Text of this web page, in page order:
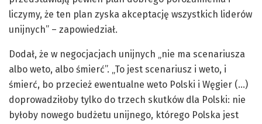
liczymy, że ten plan zyska akceptację wszystkich liderów
unijnych” – zapowiedział.
Dodał, że w negocjacjach unijnych „nie ma scenariusza
albo weto, albo śmierć”. „To jest scenariusz i weto, i
śmierć, bo przecież ewentualne weto Polski i Węgier (…)
doprowadziłoby tylko do trzech skutków dla Polski: nie
byłoby nowego budżetu unijnego, którego Polska jest